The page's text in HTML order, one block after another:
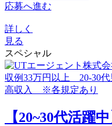
応募へ進む
詳しく
見る
スペシャル
【20~30代活躍